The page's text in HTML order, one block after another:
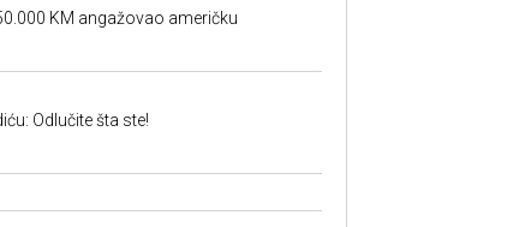
KM angažovao američku
Odlučite šta ste!